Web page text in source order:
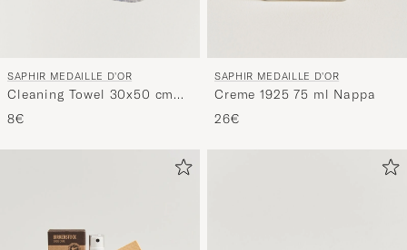
SAPHIR MEDAILLE D'OR
Cleaning Towel 30x50 cm
White
8€
SAPHIR MEDAILLE D'OR
Creme 1925 75 ml Nappa
26€